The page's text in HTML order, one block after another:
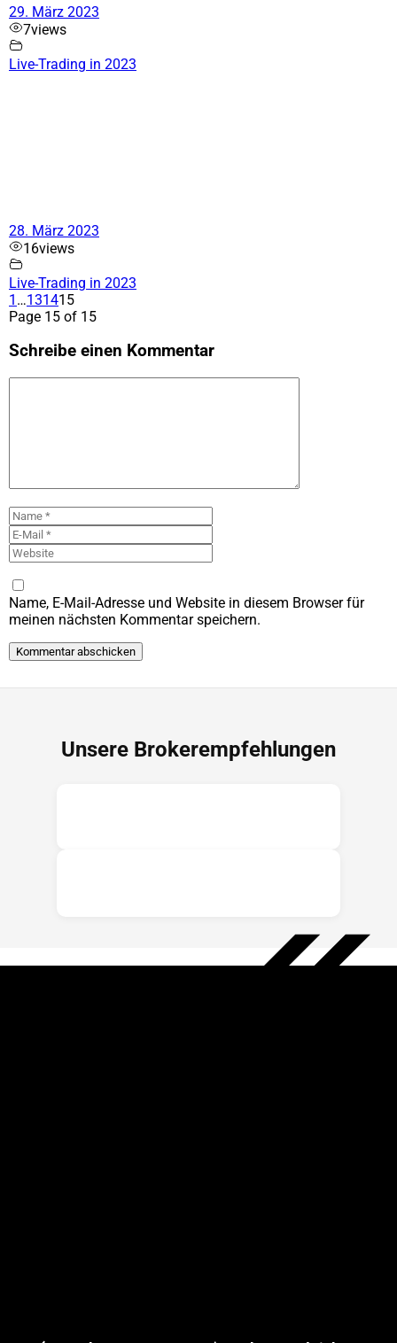
29. März 2023
7views
Live-Trading in 2023
28. März 2023
16views
Live-Trading in 2023
1 …131415
Page 15 of 15
Schreibe einen Kommentar
Name
Mail
Name, E-Mail-Adresse und Website in diesem Browser für
meinen nächsten Kommentar speichern.
Unsere Brokerempfehlungen